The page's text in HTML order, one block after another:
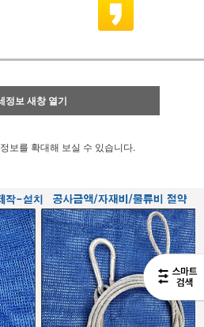
정보 새창 열기
보를 확대해 보실 수 있습니다.